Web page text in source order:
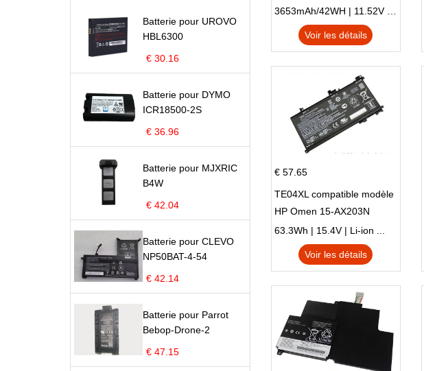
Batterie pour UROVO
HBL6300
€ 30.16
Batterie pour DYMO
ICR18500-2S
€ 36.96
Batterie pour MJXRIC
B4W
€ 42.04
Batterie pour CLEVO
NP50BAT-4-54
€ 42.14
Batterie pour Parrot
Bebop-Drone-2
€ 47.15
X705NC X705UA X705UV
X705UN X705UD
Voir les détails
€ 57.65
TE04XL compatible modèle
HP Omen 15-AX203N
Omen 15 Series Pavilion 15
Series
63.3Wh | 15.4V | Li-ion ...
Voir les détails